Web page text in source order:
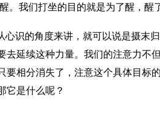
。我们打坐的目的就是为了醒，醒
识的角度来讲，就可以说是摄末
延续这种力量。我们的注意力不
相分消失了，注意这个具体目标
它是什么呢？